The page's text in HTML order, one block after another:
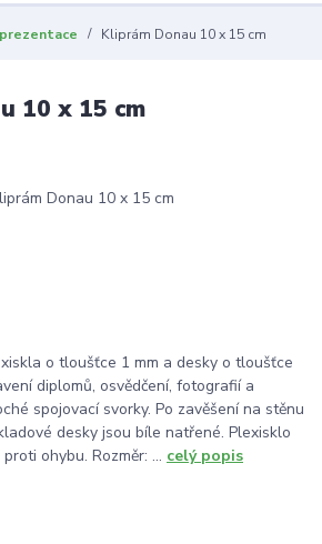
Kliprám Donau 10 x 15 cm
10 x 15 cm
o tloušťce 1 mm a desky o tloušťce
diplomů, osvědčení, fotografií a
spojovací svorky. Po zavěšení na stěnu
desky jsou bíle natřené. Plexisklo
ohybu. Rozměr: ... celý popis